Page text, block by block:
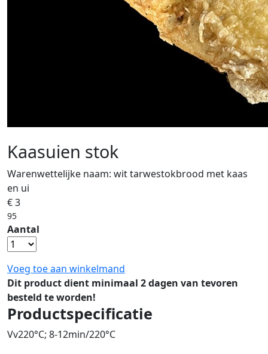
Kaasuien stok
Warenwettelijke naam: wit tarwestokbrood met kaas
en ui
€ 3
95
Aantal
Voeg toe aan winkelmand
Dit product dient minimaal 2 dagen van tevoren
besteld te worden!
Productspecificatie
Vv220°C; 8-12min/220°C